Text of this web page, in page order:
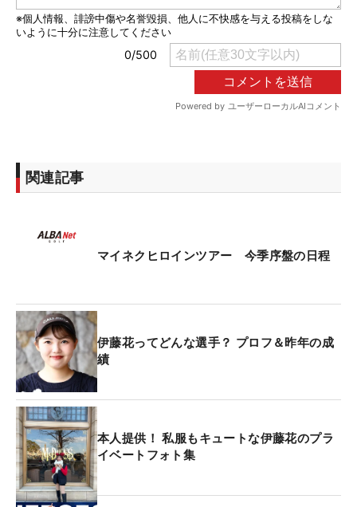
関連記事
マイネクヒロインツアー 今季序盤の日程
伊藤花ってどんな選手？ プロフ＆昨年の成
績
本人提供！ 私服もキュートな伊藤花のプラ
イベートフォト集